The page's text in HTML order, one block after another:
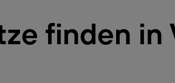
finden in